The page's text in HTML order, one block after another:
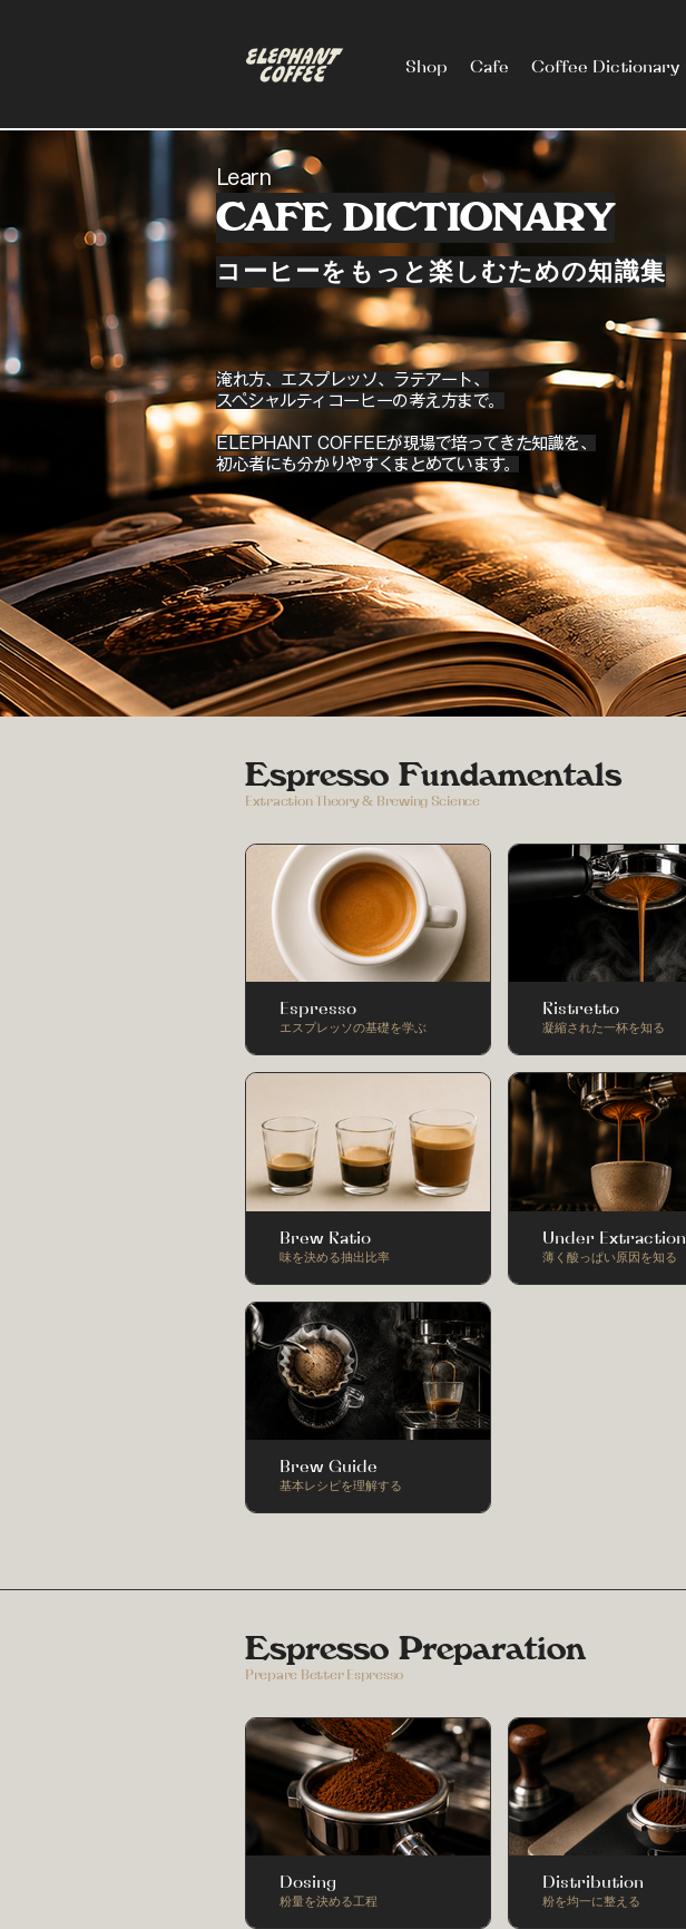
Shop Cafe Coffee Dictionary
CAFE DICTIONARY
淹れ方、エスプレッソ、ラテアート、
スペシャルティコーヒーの考え方まで。
ELEPHANT COFFEEが現場で培ってきた知識を、
初心者にも分かりやすくまとめています。
Learn
コーヒーをもっと楽しむための知識集
Espresso Fundamentals
Extraction Theory & Brewing Science
Espresso
エスプレッソの基礎を学ぶ
Ristretto
凝縮された一杯を知る
Brew Ratio
味を決める抽出比率
Under Extraction
薄く酸っぱい原因を知る
Brew Guide
基本レシピを理解する
Espresso Preparation
Prepare Better Espresso
Dosing
粉量を決める工程
Distribution
粉を均一に整える